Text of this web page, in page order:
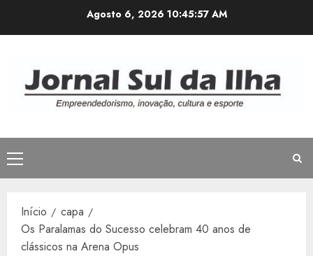
Agosto 6, 2026 10:45:57 AM
Menu
principal
Início
capa
Os Paralamas do Sucesso celebram 40 anos de
clássicos na Arena Opus